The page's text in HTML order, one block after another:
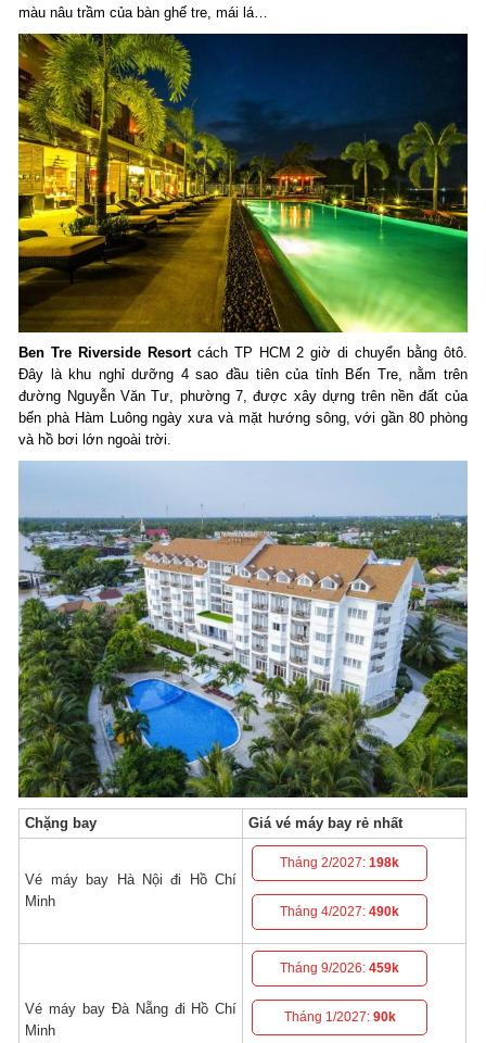
màu nâu trầm của bàn ghế tre, mái lá…
Ben Tre Riverside Resortcách TP HCM 2 giờ di chuyển bằng ôtô.
Đây là khu nghỉ dưỡng 4 sao đầu tiên của tỉnh Bến Tre, nằm trên
đường Nguyễn Văn Tư, phường 7, được xây dựng trên nền đất của
bến phà Hàm Luông ngày xưa và mặt hướng sông, với gần 80 phòng
và hồ bơi lớn ngoài trời.
Chặng bay Giá vé máy bay rẻ nhất
Vé máy bay Hà Nội đi Hồ Chí
Minh
Tháng 2/2027:198k
Tháng 4/2027:490k
Vé máy bay Đà Nẵng đi Hồ Chí
Minh
Tháng 9/2026:459k
Tháng 1/2027: 90k